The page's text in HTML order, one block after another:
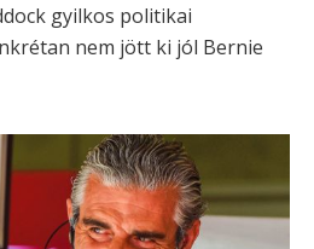
gyilkos politikai
nem jött ki jól Bernie